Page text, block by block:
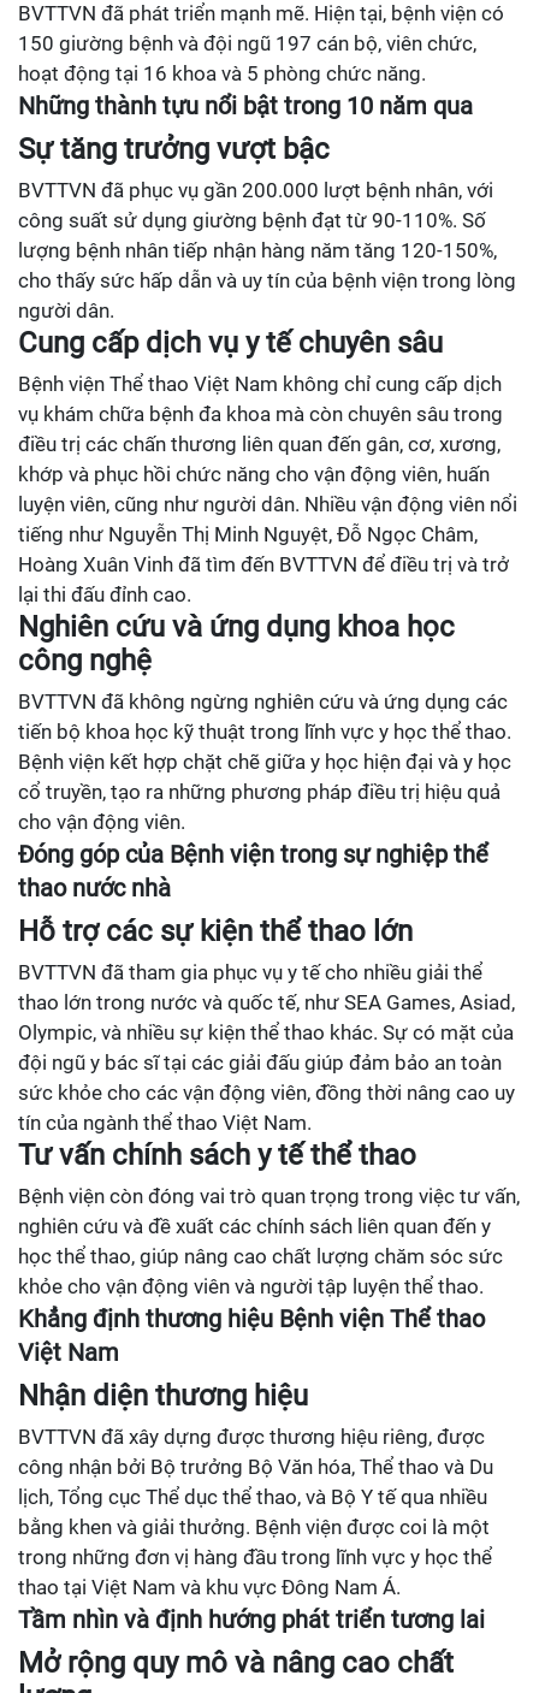
BVTTVN đã phát triển mạnh mẽ. Hiện tại, bệnh viện có
150 giường bệnh và đội ngũ 197 cán bộ, viên chức,
hoạt động tại 16 khoa và 5 phòng chức năng.
Những thành tựu nổi bật trong 10 năm qua
Sự tăng trưởng vượt bậc
BVTTVN đã phục vụ gần 200.000 lượt bệnh nhân, với
công suất sử dụng giường bệnh đạt từ 90-110%. Số
lượng bệnh nhân tiếp nhận hàng năm tăng 120-150%,
cho thấy sức hấp dẫn và uy tín của bệnh viện trong lòng
người dân.
Cung cấp dịch vụ y tế chuyên sâu
Bệnh viện Thể thao Việt Nam không chỉ cung cấp dịch
vụ khám chữa bệnh đa khoa mà còn chuyên sâu trong
điều trị các chấn thương liên quan đến gân, cơ, xương,
khớp và phục hồi chức năng cho vận động viên, huấn
luyện viên, cũng như người dân. Nhiều vận động viên nổi
tiếng như Nguyễn Thị Minh Nguyệt, Đỗ Ngọc Châm,
Hoàng Xuân Vinh đã tìm đến BVTTVN để điều trị và trở
lại thi đấu đỉnh cao.
Nghiên cứu và ứng dụng khoa học
công nghệ
BVTTVN đã không ngừng nghiên cứu và ứng dụng các
tiến bộ khoa học kỹ thuật trong lĩnh vực y học thể thao.
Bệnh viện kết hợp chặt chẽ giữa y học hiện đại và y học
cổ truyền, tạo ra những phương pháp điều trị hiệu quả
cho vận động viên.
Đóng góp của Bệnh viện trong sự nghiệp thể
thao nước nhà
Hỗ trợ các sự kiện thể thao lớn
BVTTVN đã tham gia phục vụ y tế cho nhiều giải thể
thao lớn trong nước và quốc tế, như SEA Games, Asiad,
Olympic, và nhiều sự kiện thể thao khác. Sự có mặt của
đội ngũ y bác sĩ tại các giải đấu giúp đảm bảo an toàn
sức khỏe cho các vận động viên, đồng thời nâng cao uy
tín của ngành thể thao Việt Nam.
Tư vấn chính sách y tế thể thao
Bệnh viện còn đóng vai trò quan trọng trong việc tư vấn,
nghiên cứu và đề xuất các chính sách liên quan đến y
học thể thao, giúp nâng cao chất lượng chăm sóc sức
khỏe cho vận động viên và người tập luyện thể thao.
Khẳng định thương hiệu Bệnh viện Thể thao
Việt Nam
Nhận diện thương hiệu
BVTTVN đã xây dựng được thương hiệu riêng, được
công nhận bởi Bộ trưởng Bộ Văn hóa, Thể thao và Du
lịch, Tổng cục Thể dục thể thao, và Bộ Y tế qua nhiều
bằng khen và giải thưởng. Bệnh viện được coi là một
trong những đơn vị hàng đầu trong lĩnh vực y học thể
thao tại Việt Nam và khu vực Đông Nam Á.
Tầm nhìn và định hướng phát triển tương lai
Mở rộng quy mô và nâng cao chất